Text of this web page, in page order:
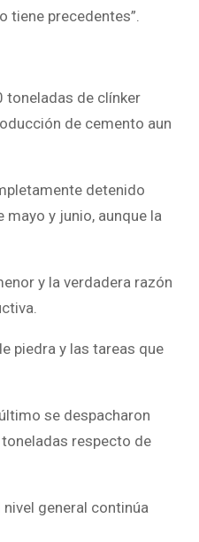
tiene precedentes”.
toneladas de clínker
de cemento aun
detenido
y junio, aunque la
y la verdadera razón
piedra y las tareas que
se despacharon
respecto de
general continúa